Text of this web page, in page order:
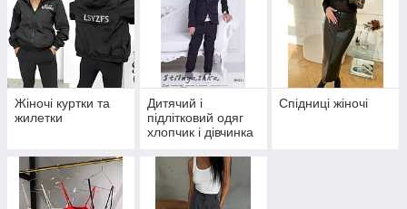
Жіночі куртки та
жилетки
Дитячий і
підлітковий одяг
хлопчик і дівчинка
Спідниці жіночі